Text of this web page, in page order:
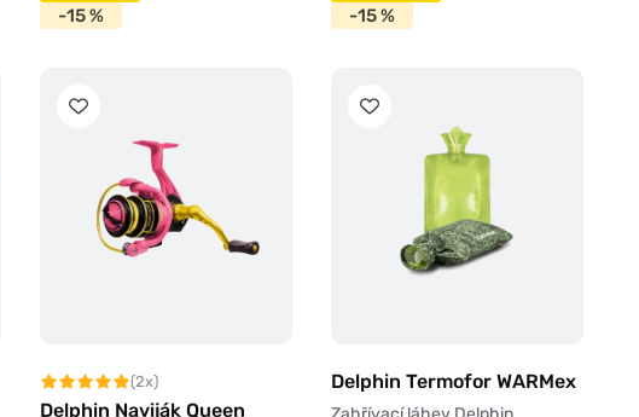
-15 %
-15 %
(2x)
Delphin Naviják Queen
Delphin Termofor WARMex